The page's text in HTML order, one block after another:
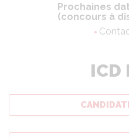
Prochaines
(concours à
ICD